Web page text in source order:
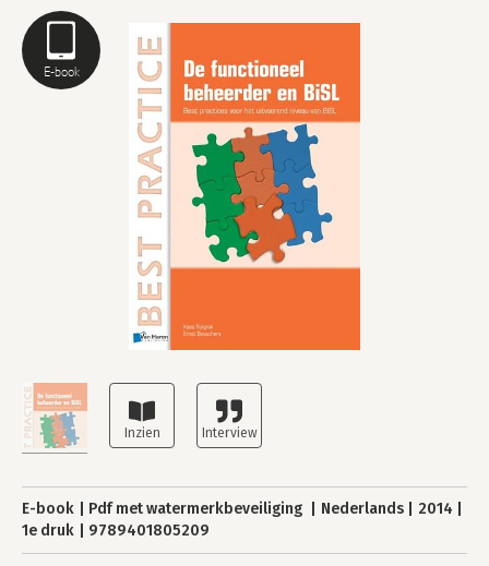
E-book
E-book Pdf met watermerkbeveiliging Nederlands
2014
1e druk
9789401805209